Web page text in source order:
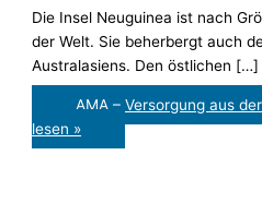
Die Insel Neuguinea ist nach
der Welt. Sie beherbergt auch
Australasiens. Den östlichen […]
AMA – Versorgung aus
lesen »